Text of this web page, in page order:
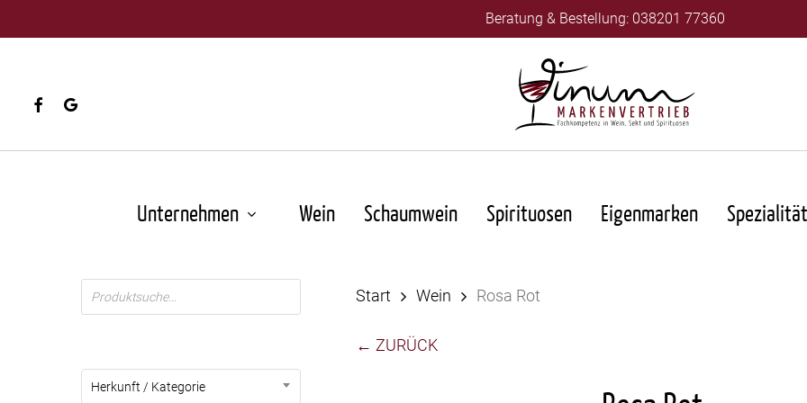
to
content
Beratung & Bestellung: 038201 77360
facebookgoogle-
Unternehmen Wein Schaumwein Spirituosen Eigenmarken
Products
search
Herkunft / Kategorie
Start Wein Rosa Rot
← ZURÜCK